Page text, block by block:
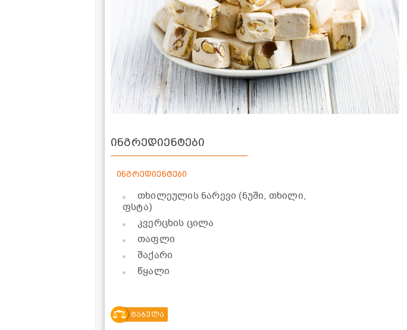
ინგრედიენტები
ინგრედიენტები
თხილეულის ნარევი (ნუში, თხილი,
ფსტა)
კვერცხის ცილა
თაფლი
შაქარი
წყალი
ტაბულა